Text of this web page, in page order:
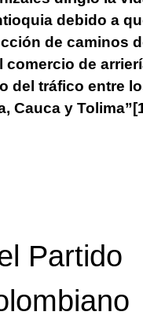
debido a
de caminos
comercio de
del tráfico entre
Cauca y Tolima”
Partido